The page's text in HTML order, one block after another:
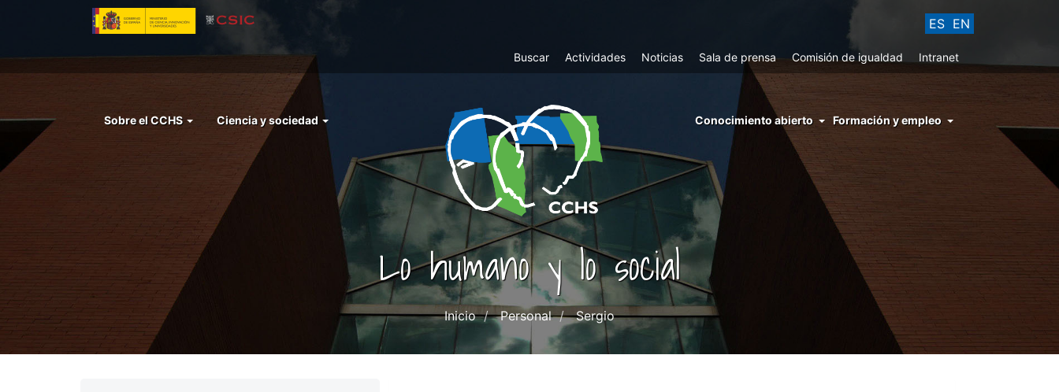
principal
ES EN
Top
Buscar Actividades Noticias Sala de prensa Comisión de igualdad Intranet
Menu
Sobre el CCHS Ciencia y sociedad
menu
conocimiento
abierto
Conocimiento abierto Formación y empleo
Lo humano y lo social
Inicio Personal Sergio